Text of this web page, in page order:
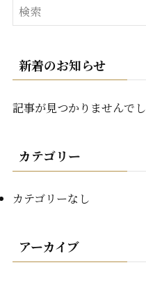
新着のお知らせ
記事が見つかりませんでし
カテゴリー
カテゴリーなし
アーカイブ